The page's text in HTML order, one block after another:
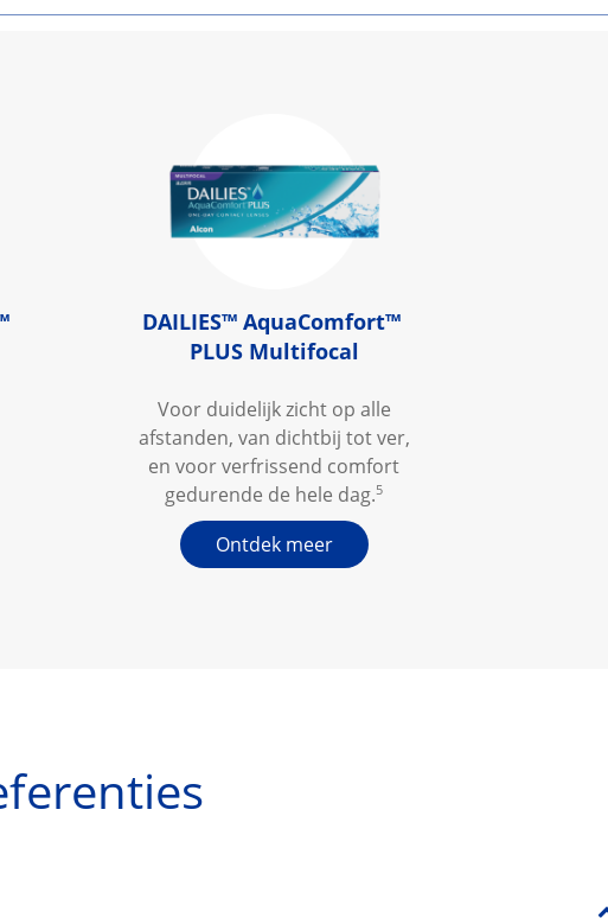
DAILIES™ AquaComfort™
PLUS Multifocal
Voor duidelijk zicht op alle
afstanden, van dichtbij tot ver,
en voor verfrissend comfort
gedurende de hele dag.5
Ontdek meer